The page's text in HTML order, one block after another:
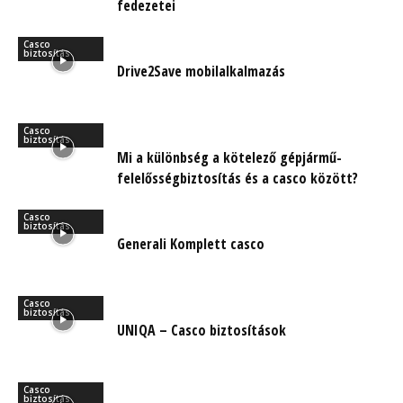
fedezetei
Casco
biztosítás
Drive2Save mobilalkalmazás
Casco
biztosítás
Mi a különbség a kötelező gépjármű-
felelősségbiztosítás és a casco között?
Casco
biztosítás
Generali Komplett casco
Casco
biztosítás
UNIQA – Casco biztosítások
Casco
biztosítás